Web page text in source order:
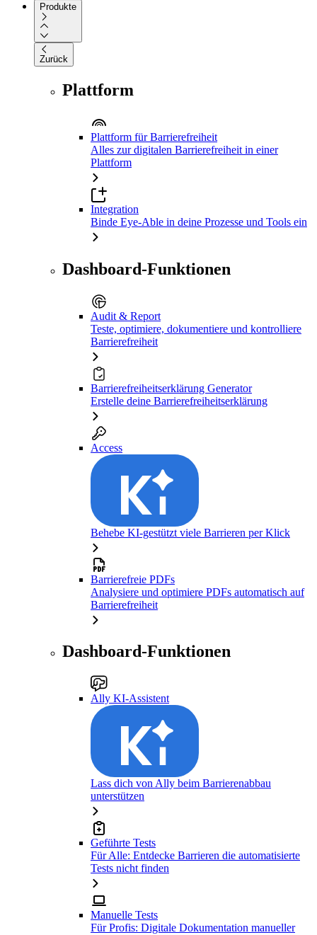
Produkte
Zurück
Plattform
Plattform für Barrierefreiheit
Alles zur digitalen Barrierefreiheit in einer
Plattform
Integration
Binde Eye-Able in deine Prozesse und Tools ein
Dashboard-Funktionen
Audit & Report
Teste, optimiere, dokumentiere und kontrolliere
Barrierefreiheit
Barrierefreiheitserklärung Generator
Erstelle deine Barrierefreiheitserklärung
Access
Behebe KI-gestützt viele Barrieren per Klick
Barrierefreie PDFs
Analysiere und optimiere PDFs automatisch auf
Barrierefreiheit
Dashboard-Funktionen
Ally KI-Assistent
Lass dich von Ally beim Barrierenabbau
unterstützen
Geführte Tests
Für Alle: Entdecke Barrieren die automatisierte
Tests nicht finden
Manuelle Tests
Für Profis: Digitale Dokumentation manueller